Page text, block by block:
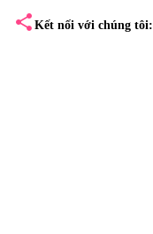
share Kết nối với chúng tôi: